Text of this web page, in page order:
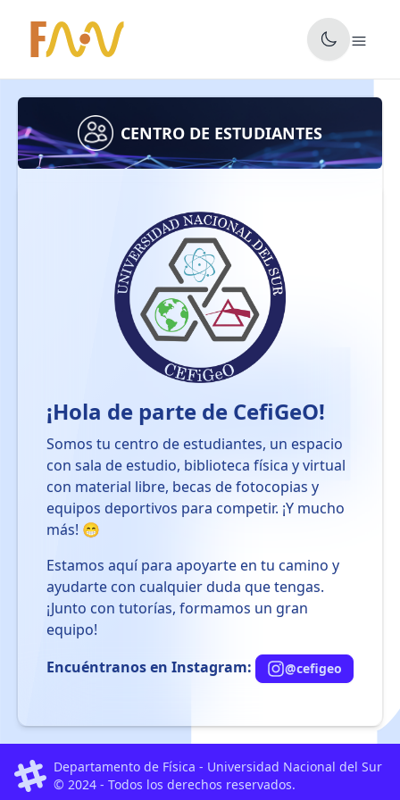
CENTRO DE ESTUDIANTES
¡Hola de parte de CefiGeO!
Somos tu centro de estudiantes, un espacio
con sala de estudio, biblioteca física y virtual
con material libre, becas de fotocopias y
equipos deportivos para competir. ¡Y mucho
más! 😁
Estamos aquí para apoyarte en tu camino y
ayudarte con cualquier duda que tengas.
¡Junto con tutorías, formamos un gran
equipo!
Encuéntranos en Instagram:
@cefigeo
Departamento de Física - Universidad Nacional del Sur
© 2024 - Todos los derechos reservados.
✕